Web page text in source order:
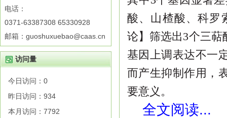
电话：
0371-63387308 65330928
邮箱：guoshuxuebao@caas.cn
访问量
今日访问： 0
昨日访问： 934
本月访问： 7792
酸、山楂酸、科罗
论】筛选出3个三萜
基因上调表达不一
而产生抑制作用，
要意义。
全文阅读...